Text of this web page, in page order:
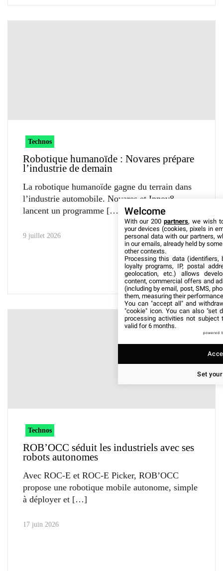
Technos
Robotique humanoïde : Novares prépare
l’industrie de demain
La robotique humanoïde gagne du terrain dans
l’industrie automobile. Novares et Innov8
lancent un programme
9 juillet 2026
Technos
ROB’OCC séduit les industriels avec ses
robots autonomes
Avec ROC-E et ROC-E Picker, ROB’OCC
propose une robotique mobile autonome, simple
à déployer et
17 juin 2026
Welcome
With our 200partners, we wish
your devices (cookies, pixels in
personal data with our partners,
in our emails, already held by
other contexts.
Processing this data (identifiers,
loyalty programs, IP, postal
geolocation, etc.) allows
content, commercial offers and
(including by email, post, SMS,
them, measuring their
You can "accept all" and
"cookie" icon. You can also "set
processing activities not subject
valid for 6 months.
powered
Set